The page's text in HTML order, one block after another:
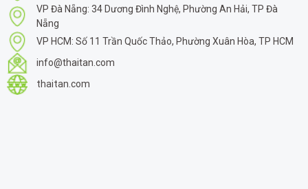
VP Đà Nẵng: 34 Dương Đình Nghệ, Phường An Hải, TP Đà
Nẵng
VP HCM: Số 11 Trần Quốc Thảo, Phường Xuân Hòa, TP HCM
info@thaitan.com
thaitan.com